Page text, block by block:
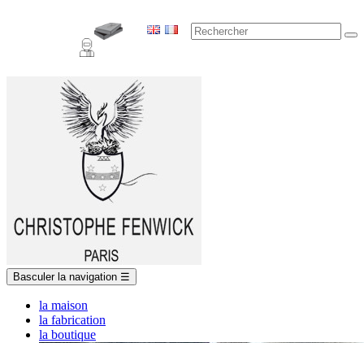
Basculer la navigation ☰
la maison
la fabrication
la boutique